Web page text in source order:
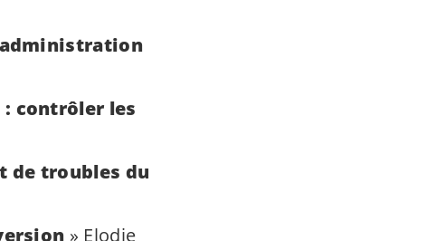
contrôler les
de troubles du
» Elodie